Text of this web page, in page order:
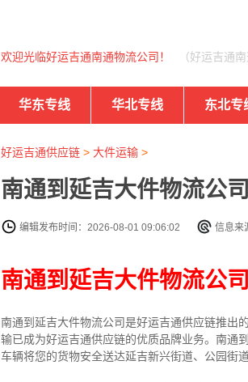
欢迎光临好运吉通南通物流公司！ （好运吉通
华东专线 华北专线 东北专
好运吉通供应链> 大件运输>
南通到延吉大件物流公
编辑发布时间：2026-08-01 09:06:02 信息来
南通到延吉大件物流公司
南通到延吉大件物流公司是好运吉通供应链推出
输已成为好运吉通供应链的优质品牌业务。南通
车辆将您的货物安全送达延吉新兴街道、公园街